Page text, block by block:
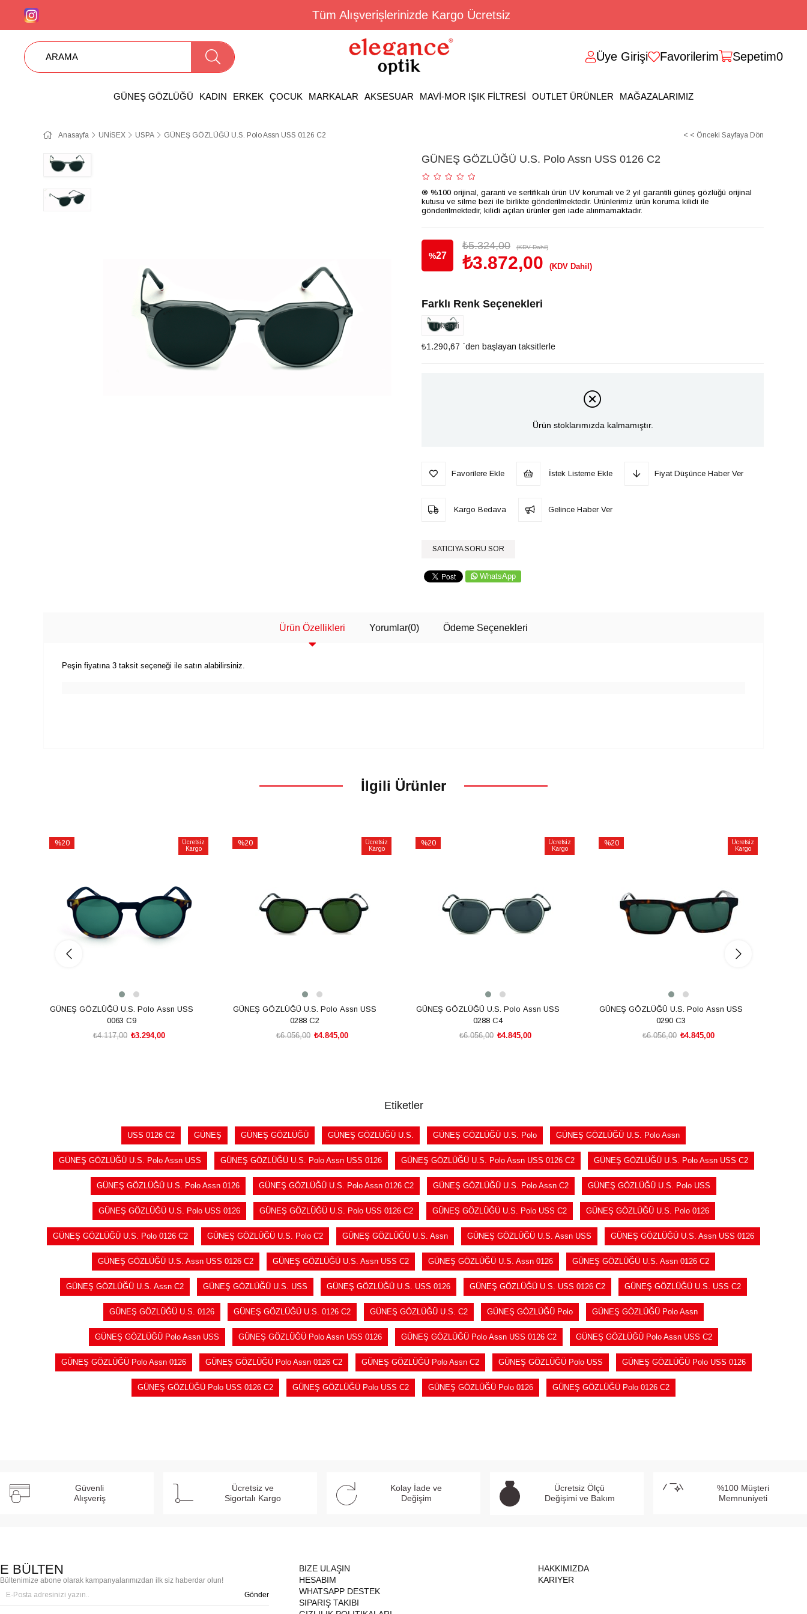
Tüm Alışverişlerinizde Kargo Ücretsiz
Üye Girişi Favorilerim Sepetim0
GÜNEŞ GÖZLÜĞÜ KADIN ERKEK ÇOCUK MARKALAR AKSESUAR MAVİ-MOR IŞIK FİLTRESİ OUTLET ÜRÜNLER MAĞAZALARIMIZ
Anasayfa UNİSEX USPA GÜNEŞ GÖZLÜĞÜ U.S. Polo Assn USS 0126 C2 < < Önceki Sayfaya Dön
GÜNEŞ GÖZLÜĞÜ U.S. Polo Assn USS 0126 C2
® %100 orijinal, garanti ve sertifikalı ürün UV korumalı ve 2 yıl garantili güneş gözlüğü orijinal
kutusu ve silme bezi ile birlikte gönderilmektedir. Ürünlerimiz ürün koruma kilidi ile
gönderilmektedir, kilidi açılan ürünler geri iade alınmamaktadır.
%27
₺5.324,00 (KDV Dahil)
₺3.872,00 (KDV Dahil)
Farklı Renk Seçenekleri
Tükendi
₺1.290,67 `den başlayan taksitlerle
Ürün stoklarımızda kalmamıştır.
Favorilere Ekle İstek Listeme Ekle Fiyat Düşünce Haber Ver
Kargo Bedava Gelince Haber Ver
SATICIYA SORU SOR
WhatsApp
Ürün Özellikleri Yorumlar(0) Ödeme Seçenekleri
Peşin fiyatına 3 taksit seçeneği ile satın alabilirsiniz.
İlgili Ürünler
%20
Ücretsiz
Kargo
GÜNEŞ GÖZLÜĞÜ U.S. Polo Assn USS
0063 C9
₺3.294,00
₺4.117,00
%20
Ücretsiz
Kargo
GÜNEŞ GÖZLÜĞÜ U.S. Polo Assn USS
0288 C2
₺4.845,00
₺6.056,00
%20
Ücretsiz
Kargo
GÜNEŞ GÖZLÜĞÜ U.S. Polo Assn USS
0288 C4
₺4.845,00
₺6.056,00
%20
Ücretsiz
Kargo
GÜNEŞ GÖZLÜĞÜ U.S. Polo Assn USS
0290 C3
₺4.845,00
₺6.056,00
Etiketler
USS 0126 C2 GÜNEŞ GÜNEŞ GÖZLÜĞÜ GÜNEŞ GÖZLÜĞÜ U.S. GÜNEŞ GÖZLÜĞÜ U.S. Polo GÜNEŞ GÖZLÜĞÜ U.S. Polo Assn
GÜNEŞ GÖZLÜĞÜ U.S. Polo Assn USS GÜNEŞ GÖZLÜĞÜ U.S. Polo Assn USS 0126 GÜNEŞ GÖZLÜĞÜ U.S. Polo Assn USS 0126 C2 GÜNEŞ GÖZLÜĞÜ U.S. Polo Assn USS C2
GÜNEŞ GÖZLÜĞÜ U.S. Polo Assn 0126 GÜNEŞ GÖZLÜĞÜ U.S. Polo Assn 0126 C2 GÜNEŞ GÖZLÜĞÜ U.S. Polo Assn C2 GÜNEŞ GÖZLÜĞÜ U.S. Polo USS
GÜNEŞ GÖZLÜĞÜ U.S. Polo USS 0126 GÜNEŞ GÖZLÜĞÜ U.S. Polo USS 0126 C2 GÜNEŞ GÖZLÜĞÜ U.S. Polo USS C2 GÜNEŞ GÖZLÜĞÜ U.S. Polo 0126
GÜNEŞ GÖZLÜĞÜ U.S. Polo 0126 C2 GÜNEŞ GÖZLÜĞÜ U.S. Polo C2 GÜNEŞ GÖZLÜĞÜ U.S. Assn GÜNEŞ GÖZLÜĞÜ U.S. Assn USS GÜNEŞ GÖZLÜĞÜ U.S. Assn USS 0126
GÜNEŞ GÖZLÜĞÜ U.S. Assn USS 0126 C2 GÜNEŞ GÖZLÜĞÜ U.S. Assn USS C2 GÜNEŞ GÖZLÜĞÜ U.S. Assn 0126 GÜNEŞ GÖZLÜĞÜ U.S. Assn 0126 C2
GÜNEŞ GÖZLÜĞÜ U.S. Assn C2 GÜNEŞ GÖZLÜĞÜ U.S. USS GÜNEŞ GÖZLÜĞÜ U.S. USS 0126 GÜNEŞ GÖZLÜĞÜ U.S. USS 0126 C2 GÜNEŞ GÖZLÜĞÜ U.S. USS C2
GÜNEŞ GÖZLÜĞÜ U.S. 0126 GÜNEŞ GÖZLÜĞÜ U.S. 0126 C2 GÜNEŞ GÖZLÜĞÜ U.S. C2 GÜNEŞ GÖZLÜĞÜ Polo GÜNEŞ GÖZLÜĞÜ Polo Assn
GÜNEŞ GÖZLÜĞÜ Polo Assn USS GÜNEŞ GÖZLÜĞÜ Polo Assn USS 0126 GÜNEŞ GÖZLÜĞÜ Polo Assn USS 0126 C2 GÜNEŞ GÖZLÜĞÜ Polo Assn USS C2
GÜNEŞ GÖZLÜĞÜ Polo Assn 0126 GÜNEŞ GÖZLÜĞÜ Polo Assn 0126 C2 GÜNEŞ GÖZLÜĞÜ Polo Assn C2 GÜNEŞ GÖZLÜĞÜ Polo USS GÜNEŞ GÖZLÜĞÜ Polo USS 0126
GÜNEŞ GÖZLÜĞÜ Polo USS 0126 C2 GÜNEŞ GÖZLÜĞÜ Polo USS C2 GÜNEŞ GÖZLÜĞÜ Polo 0126 GÜNEŞ GÖZLÜĞÜ Polo 0126 C2
Güvenli
Alışveriş
Ücretsiz ve
Sigortalı Kargo
Kolay İade ve
Değişim
Ücretsiz Ölçü
Değişimi ve Bakım
%100 Müşteri
Memnuniyeti
E BÜLTEN
Bültenimize abone olarak kampanyalarımızdan ilk siz haberdar olun!
Gönder
BIZE ULAŞIN
HESABIM
WHATSAPP DESTEK
SIPARIŞ TAKIBI
HAKKIMIZDA
KARIYER